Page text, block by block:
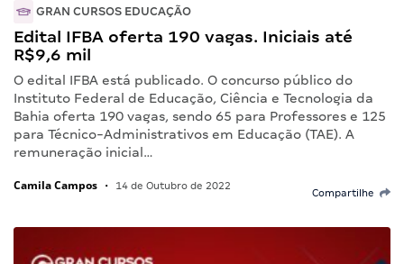
GRAN CURSOS EDUCAÇÃO
Edital IFBA oferta 190 vagas. Iniciais até
R$9,6 mil
O edital IFBA está publicado. O concurso público do
Instituto Federal de Educação, Ciência e Tecnologia da
Bahia oferta 190 vagas, sendo 65 para Professores e 125
para Técnico-Administrativos em Educação (TAE). A
remuneração inicial…
Camila Campos • 14 de Outubro de 2022
Compartilhe